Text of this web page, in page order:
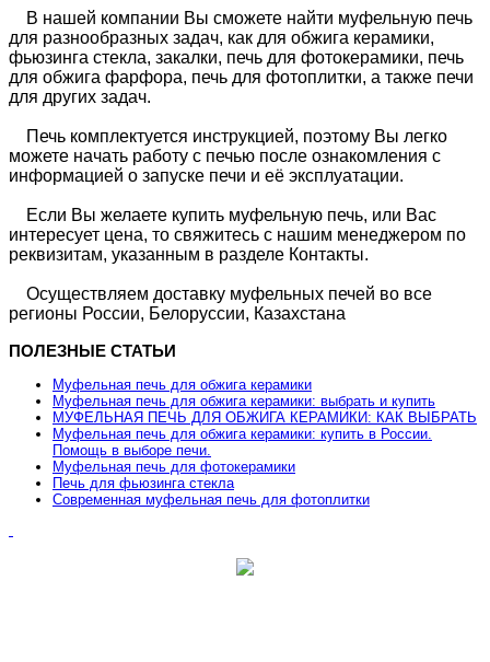
В нашей компании Вы сможете найти муфельную печь
для разнообразных задач, как для обжига керамики,
фьюзинга стекла, закалки, печь для фотокерамики, печь
для обжига фарфора, печь для фотоплитки, а также печи
для других задач.
Печь комплектуется инструкцией, поэтому Вы легко
можете начать работу с печью после ознакомления с
информацией о запуске печи и её эксплуатации.
Если Вы желаете купить муфельную печь, или Вас
интересует цена, то свяжитесь с нашим менеджером по
реквизитам, указанным в разделе Контакты.
Осуществляем доставку муфельных печей во все
регионы России, Белоруссии, Казахстана
ПОЛЕЗНЫЕ СТАТЬИ
Муфельная печь для обжига керамики
Муфельная печь для обжига керамики: выбрать и купить
МУФЕЛЬНАЯ ПЕЧЬ ДЛЯ ОБЖИГА КЕРАМИКИ: КАК ВЫБРАТЬ
Муфельная печь для обжига керамики: купить в России.
Помощь в выборе печи.
Муфельная печь для фотокерамики
Печь для фьюзинга стекла
Современная муфельная печь для фотоплитки